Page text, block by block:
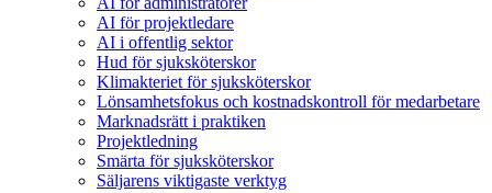
AI för projektledare
AI i offentlig sektor
Hud för sjuksköterskor
Klimakteriet för sjuksköterskor
Lönsamhetsfokus och kostnadskontroll för medarbetare
Marknadsrätt i praktiken
Projektledning
Smärta för sjuksköterskor
Säljarens viktigaste verktyg